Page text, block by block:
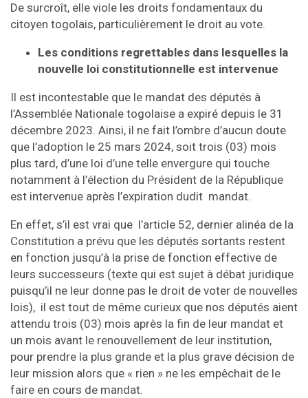
De surcroît, elle viole les droits fondamentaux du
citoyen togolais, particulièrement le droit au vote.
Les conditions regrettables dans lesquelles la
nouvelle loi constitutionnelle est intervenue
Il est incontestable que le mandat des députés à
l’Assemblée Nationale togolaise a expiré depuis le 31
décembre 2023. Ainsi, il ne fait l’ombre d’aucun doute
que l’adoption le 25 mars 2024, soit trois (03) mois
plus tard, d’une loi d’une telle envergure qui touche
notamment à l’élection du Président de la République
est intervenue après l’expiration dudit mandat.
En effet, s’il est vrai que l’article 52, dernier alinéa de la
Constitution a prévu que les députés sortants restent
en fonction jusqu’à la prise de fonction effective de
leurs successeurs (texte qui est sujet à débat juridique
puisqu’il ne leur donne pas le droit de voter de nouvelles
lois), il est tout de même curieux que nos députés aient
attendu trois (03) mois après la fin de leur mandat et
un mois avant le renouvellement de leur institution,
pour prendre la plus grande et la plus grave décision de
leur mission alors que « rien » ne les empêchait de le
faire en cours de mandat.